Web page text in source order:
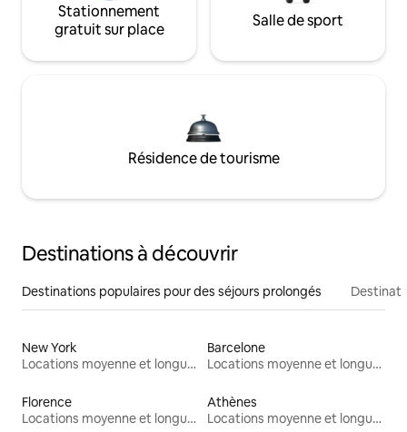
Stationnement
gratuit sur place
Salle de sport
Résidence de tourisme
Destinations à découvrir
Destinations populaires pour des séjours prolongés
New York
Locations moyenne et longue durée
Barcelone
Locations moyenne et longue durée
Florence
Locations moyenne et longue durée
Athènes
Locations moyenne et longue durée